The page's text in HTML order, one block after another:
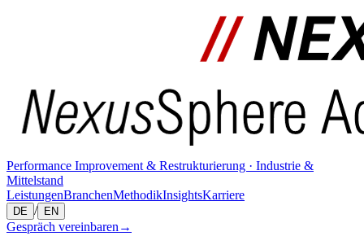
Performance Improvement & Restrukturierung · Industrie &
Mittelstand
LeistungenBranchenMethodikInsightsKarriere
DE / EN
Gespräch vereinbaren →